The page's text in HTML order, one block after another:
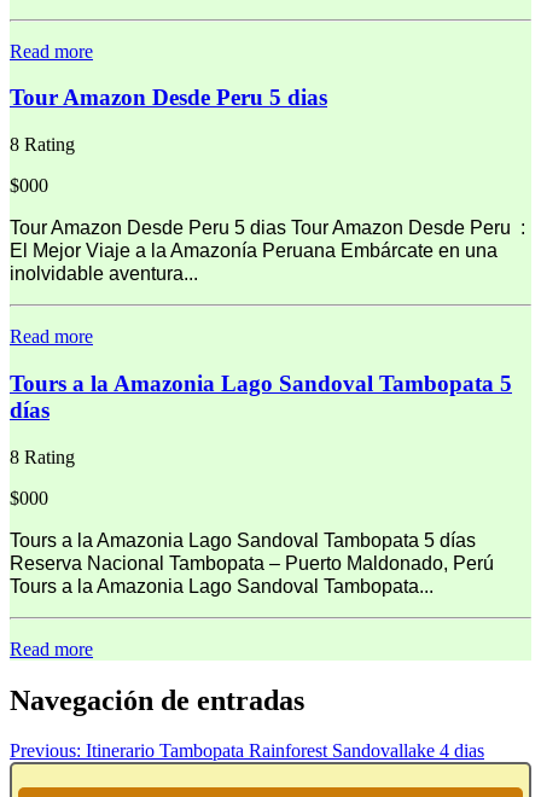
Read more
Tour Amazon Desde Peru 5 dias
8 Rating
$000
Tour Amazon Desde Peru 5 dias Tour Amazon Desde Peru :
El Mejor Viaje a la Amazonía Peruana Embárcate en una
inolvidable aventura...
Read more
Tours a la Amazonia Lago Sandoval Tambopata 5
días
8 Rating
$000
Tours a la Amazonia Lago Sandoval Tambopata 5 días
Reserva Nacional Tambopata – Puerto Maldonado, Perú
Tours a la Amazonia Lago Sandoval Tambopata...
Read more
Navegación de entradas
Previous: Itinerario Tambopata Rainforest Sandovallake 4 dias